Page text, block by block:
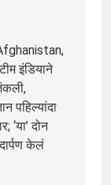
इंडियाने
पहिल्यांदा
‘या’ दोन
केलं